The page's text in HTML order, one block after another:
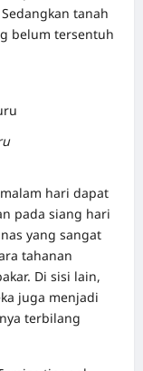
tanah
belum tersentuh
hari dapat
pada siang hari
yang sangat
tahanan
Di sisi lain,
juga menjadi
terbilang